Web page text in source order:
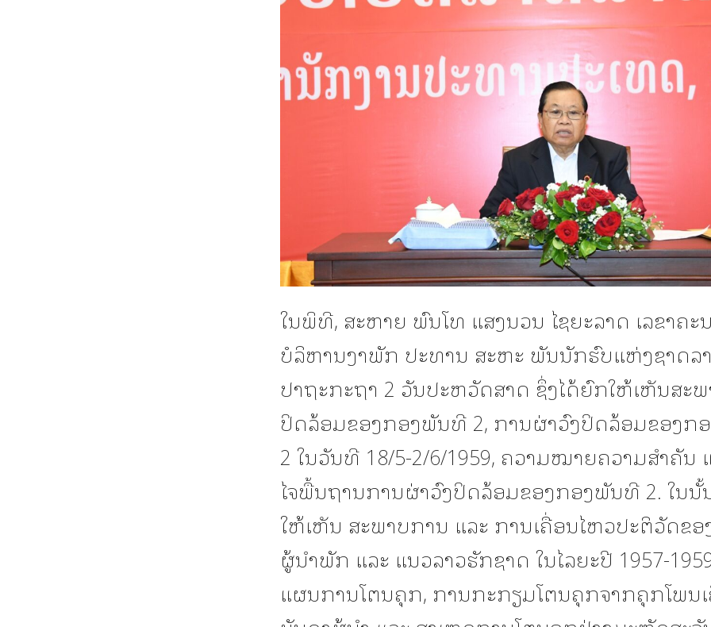
ໃນພິທີ, ສະຫາຍ ພົນໂທ ແສງນວນ ໄຊຍະລາດ ເລຂາຄະ
ບໍລິຫານງາພັກ ປະທານ ສະຫະ ພັນນັກຮົບແຫ່ງຊາດລ
ປາຖະກະຖາ 2 ວັນປະຫວັດສາດ ຊຶ່ງໄດ້ຍົກໃຫ້ເຫັນສະ
ປິດລ້ອມຂອງກອງພັນທີ 2, ການຜ່າວົງປິດລ້ອມຂອງກ
2 ໃນວັນທີ 18/5-2/6/1959, ຄວາມໝາຍຄວາມສຳຄັນ
ໄຈພື້ນຖານການຜ່າວົງປິດລ້ອມຂອງກອງພັນທີ 2. ໃນນັ້
ໃຫ້ເຫັນ ສະພາບການ ແລະ ການເຄື່ອນໄຫວປະຕິວັດຂ
ຜູ້ນຳພັກ ແລະ ແນວລາວຮັກຊາດ ໃນໄລຍະປີ 1957-
ແຜນການໂຕນຄຸກ, ການກະກຽມໂຕນຄຸກຈາກຄຸກໂພນ